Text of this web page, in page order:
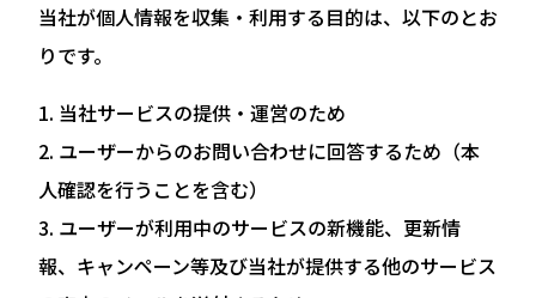
当社が個人情報を収集・利用する目的は、以下のとお
りです。
当社サービスの提供・運営のため
ユーザーからのお問い合わせに回答するため（本
人確認を行うことを含む）
ユーザーが利用中のサービスの新機能、更新情
報、キャンペーン等及び当社が提供する他のサービス